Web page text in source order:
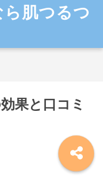
肌つるつ
果と口コミ